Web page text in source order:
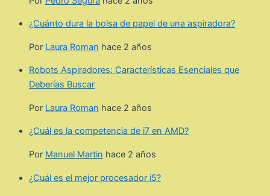
¿Cuánto dura la bolsa de papel de una aspiradora?
Por Laura Roman hace 2 años
Robots Aspiradores: Características Esenciales que
Deberías Buscar
Por Laura Roman hace 2 años
¿Cuál es la competencia de i7 en AMD?
Por Manuel Martin hace 2 años
¿Cuál es el mejor procesador i5?